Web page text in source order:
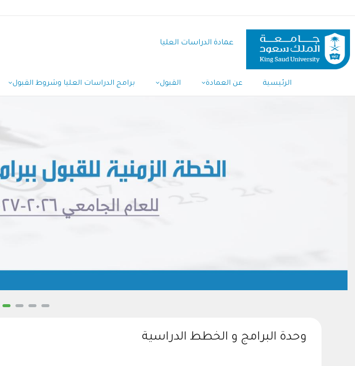
المحتوى
الرئيسي
عمادة الدراسات العليا
الرئيسية عن العمادة القبول برامج الدراسات العليا وشروط القبول
وحدة البرامج و الخطط الدراسية